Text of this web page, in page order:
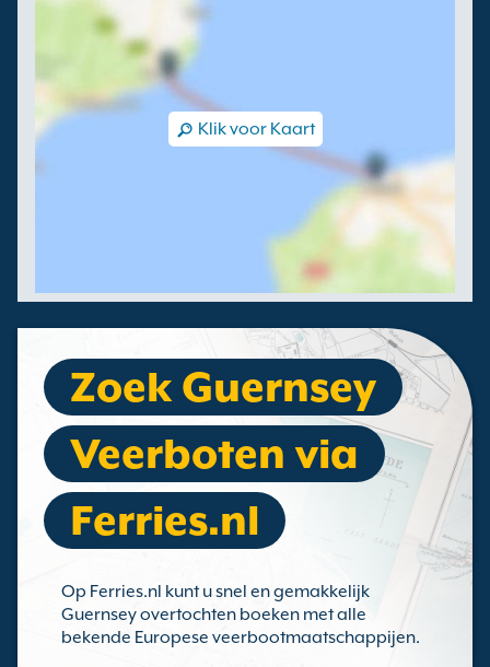
Klik voor Kaart
Zoek Guernsey
Veerboten via
Ferries.nl
Op Ferries.nl kunt u snel en gemakkelijk
Guernsey overtochten boeken met alle
bekende Europese veerbootmaatschappijen.